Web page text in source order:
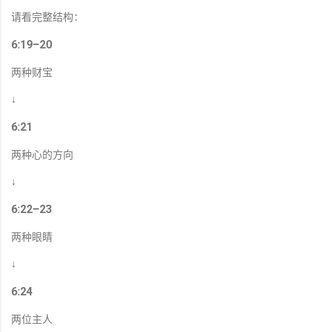
请看完整结构：
6:19–20
两种财宝
↓
6:21
两种心的方向
↓
6:22–23
两种眼睛
↓
6:24
两位主人